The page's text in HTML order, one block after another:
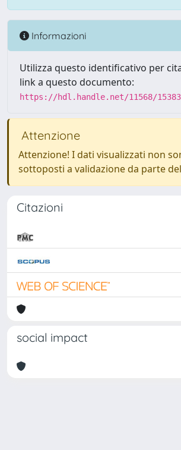
Informazioni
Utilizza questo identificativo per
link a questo documento:
https://hdl.handle.net/11568/
Attenzione
Attenzione! I dati visualizzati non
sottoposti a validazione da parte
Citazioni
social impact